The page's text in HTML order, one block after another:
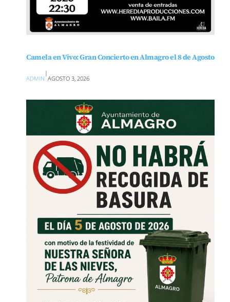
Camela en Vivo: Gran Concierto en Almagro el 8 de Agosto
ADMIN
|
AGOSTO 3, 2026